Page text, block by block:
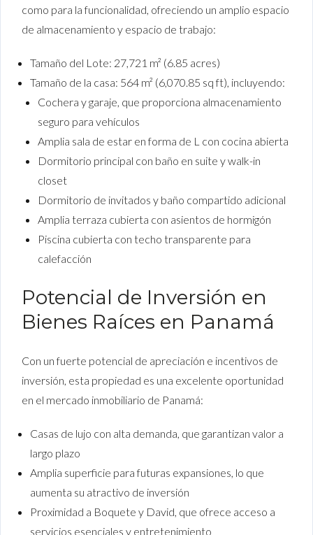
como para la funcionalidad, ofreciendo un amplio espacio
de almacenamiento y espacio de trabajo:
Tamaño del Lote: 27,721 m² (6.85 acres)
Tamaño de la casa: 564 m² (6,070.85 sq ft), incluyendo:
Cochera y garaje, que proporciona almacenamiento
seguro para vehículos
Amplia sala de estar en forma de L con cocina abierta
Dormitorio principal con baño en suite y walk-in
closet
Dormitorio de invitados y baño compartido adicional
Amplia terraza cubierta con asientos de hormigón
Piscina cubierta con techo transparente para
calefacción
Potencial de Inversión en
Bienes Raíces en Panamá
Con un fuerte potencial de apreciación e incentivos de
inversión, esta propiedad es una excelente oportunidad
en el mercado inmobiliario de Panamá:
Casas de lujo con alta demanda, que garantizan valor a
largo plazo
Amplia superficie para futuras expansiones, lo que
aumenta su atractivo de inversión
Proximidad a Boquete y David, que ofrece acceso a
servicios esenciales y entretenimiento